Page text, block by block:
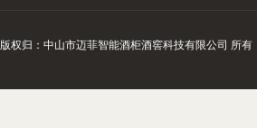
版权归：中山市迈菲智能酒柜酒窖科技有限公司 所有